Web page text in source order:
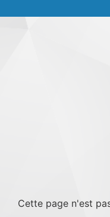
Cette page n'est